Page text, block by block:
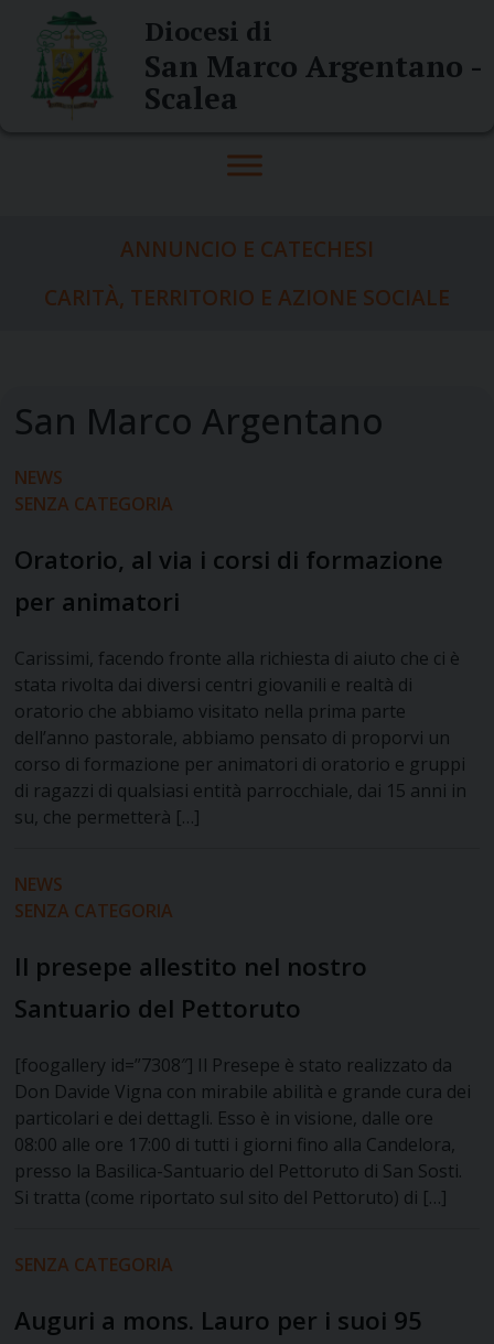
content
Diocesi di
San Marco Argentano -
Scalea
ANNUNCIO E CATECHESI
CARITÀ, TERRITORIO E AZIONE SOCIALE
NEWS
SENZA CATEGORIA
Oratorio, al via i corsi di formazione
per animatori
Carissimi, facendo fronte alla richiesta di aiuto che ci è
stata rivolta dai diversi centri giovanili e realtà di
oratorio che abbiamo visitato nella prima parte
dell’anno pastorale, abbiamo pensato di proporvi un
corso di formazione per animatori di oratorio e gruppi
di ragazzi di qualsiasi entità parrocchiale, dai 15 anni in
su, che permetterà […]
NEWS
SENZA CATEGORIA
Il presepe allestito nel nostro
Santuario del Pettoruto
[foogallery id=”7308″] Il Presepe è stato realizzato da
Don Davide Vigna con mirabile abilità e grande cura dei
particolari e dei dettagli. Esso è in visione, dalle ore
08:00 alle ore 17:00 di tutti i giorni fino alla Candelora,
presso la Basilica-Santuario del Pettoruto di San Sosti.
Si tratta (come riportato sul sito del Pettoruto) di […]
SENZA CATEGORIA
Auguri a mons. Lauro per i suoi 95